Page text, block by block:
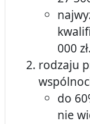
000 zł.
rodzaju
do
nie